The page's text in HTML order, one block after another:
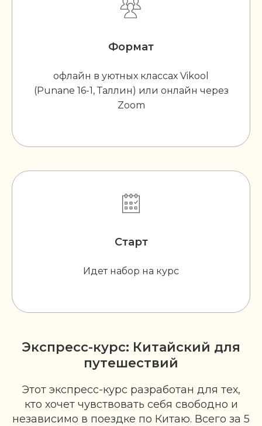
Формат
офлайн в уютных классах Vikool
(Punane 16-1, Таллин) или онлайн через
Zoom
Старт
Идет набор на курс
Экспресс-курс: Китайский для
путешествий
Этот экспресс-курс разработан для тех,
кто хочет чувствовать себя свободно и
независимо в поездке по Китаю. Всего за 5